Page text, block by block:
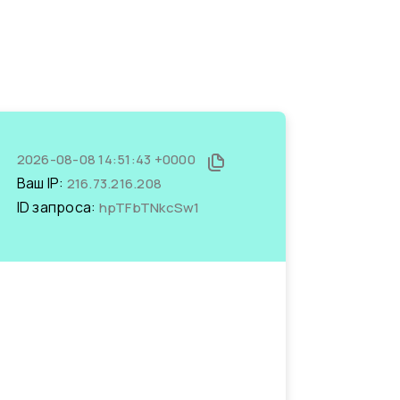
2026-08-08 14:51:43 +0000
Ваш IP: 216.73.216.208
ID запроса: hpTFbTNkcSw1